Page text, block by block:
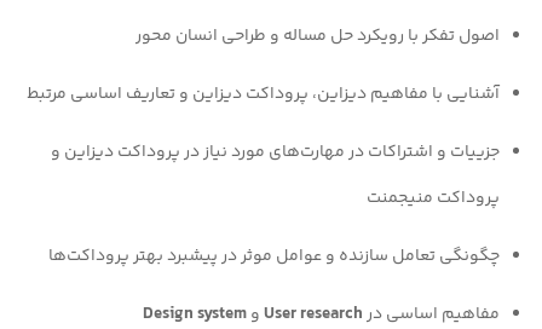
اصول تفکر با رویکرد حل مساله و طراحی انسان محور
آشنایی با مفاهیم دیزاین، پروداکت دیزاین و تعاریف اساسی مرتبط
جزییات و اشتراکات در مهارت‌های مورد نیاز در پروداکت دیزاین و
پروداکت منیجمنت
چگونگی تعامل سازنده و عوامل موثر در پیشبرد بهتر پروداکت‌ها
مفاهیم اساسی درUser researchوDesign system